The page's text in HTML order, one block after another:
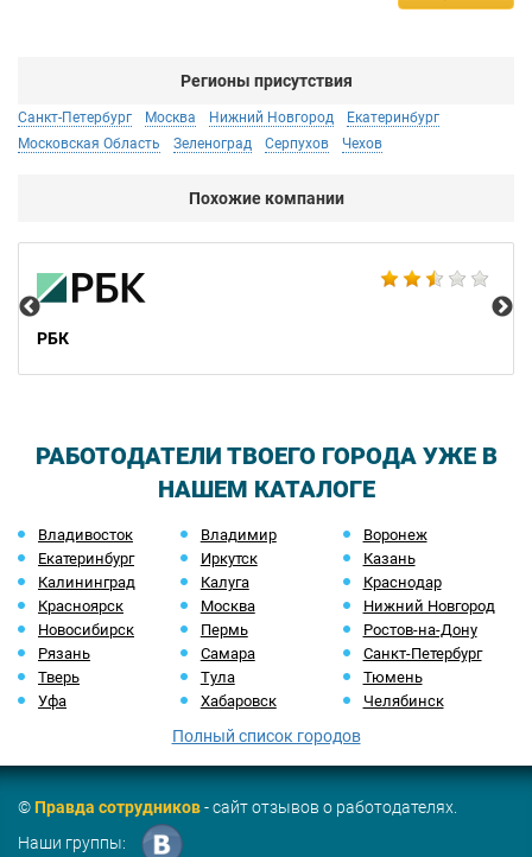
Регионы присутствия
Санкт-Петербург Москва Нижний Новгород
Екатеринбург
Московская Область
Зеленоград Серпухов Чехов
Похожие компании
РБК
РАБОТОДАТЕЛИ ТВОЕГО ГОРОДА УЖЕ В
НАШЕМ КАТАЛОГЕ
Владивосток Владимир
Воронеж
Екатеринбург
Иркутск
Казань
Калининград
Калуга
Краснодар
Красноярск
Москва
Нижний Новгород
Новосибирск
Пермь
Ростов-на-Дону
Рязань
Самара
Санкт-Петербург
Тверь
Тула
Тюмень
Уфа
Хабаровск Челябинск
Полный список городов
©Правда сотрудников- сайт отзывов о работодателях.
Наши группы: